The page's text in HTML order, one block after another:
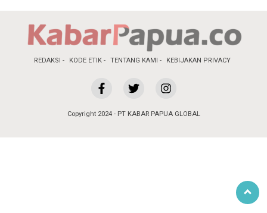
REDAKSI KODE ETIK TENTANG KAMI KEBIJAKAN PRIVACY
Copyright 2024 - PT KABAR PAPUA GLOBAL